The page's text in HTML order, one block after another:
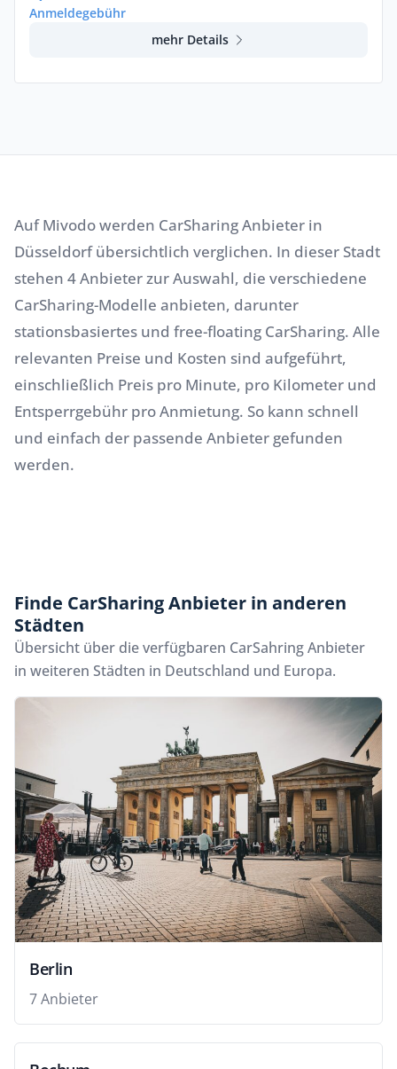
Anmeldegebühr
mehr Details
Auf Mivodo werden CarSharing Anbieter in
Düsseldorf übersichtlich verglichen. In dieser Stadt
stehen 4 Anbieter zur Auswahl, die verschiedene
CarSharing-Modelle anbieten, darunter
stationsbasiertes und free-floating CarSharing. Alle
relevanten Preise und Kosten sind aufgeführt,
einschließlich Preis pro Minute, pro Kilometer und
Entsperrgebühr pro Anmietung. So kann schnell
und einfach der passende Anbieter gefunden
werden.
Finde CarSharing Anbieter in anderen
Städten
Übersicht über die verfügbaren CarSahring Anbieter
in weiteren Städten in Deutschland und Europa.
Berlin
7 Anbieter